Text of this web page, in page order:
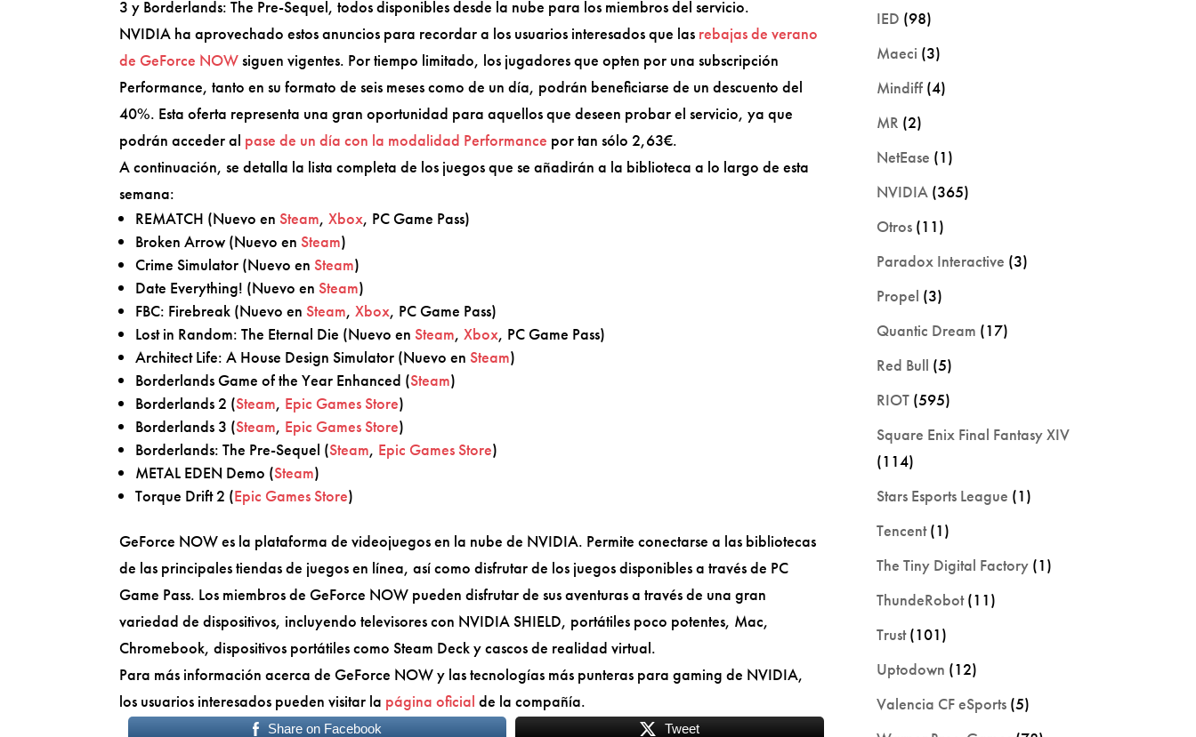
3 y Borderlands: The Pre-Sequel, todos disponibles desde la nube para los miembros del servicio.
NVIDIA ha aprovechado estos anuncios para recordar a los usuarios interesados que las rebajas de verano
de GeForce NOWsiguen vigentes. Por tiempo limitado, los jugadores que opten por una subscripción
Performance, tanto en su formato de seis meses como de un día, podrán beneficiarse de un descuento del
40%. Esta oferta representa una gran oportunidad para aquellos que deseen probar el servicio, ya que
podrán acceder al pase de un día con la modalidad Performance por tan sólo 2,63€.
A continuación, se detalla la lista completa de los juegos que se añadirán a la biblioteca a lo largo de esta
semana:
REMATCH (Nuevo enSteam,Xbox, PC Game Pass)
Broken Arrow (Nuevo enSteam)
Crime Simulator (Nuevo enSteam)
Date Everything! (Nuevo enSteam)
FBC: Firebreak (Nuevo enSteam,Xbox, PC Game Pass)
Lost in Random: The Eternal Die (Nuevo enSteam,Xbox, PC Game Pass)
Architect Life: A House Design Simulator (Nuevo enSteam)
Borderlands Game of the Year Enhanced (Steam)
Borderlands 2 (Steam, Epic Games Store)
Borderlands 3 (Steam, Epic Games Store)
Borderlands: The Pre-Sequel (Steam, Epic Games Store)
METAL EDEN Demo (Steam)
Torque Drift 2 (Epic Games Store)
GeForce NOW es la plataforma de videojuegos en la nube de NVIDIA. Permite conectarse a las bibliotecas
de las principales tiendas de juegos en línea, así como disfrutar de los juegos disponibles a través de PC
Game Pass. Los miembros de GeForce NOW pueden disfrutar de sus aventuras a través de una gran
variedad de dispositivos, incluyendo televisores con NVIDIA SHIELD, portátiles poco potentes, Mac,
Chromebook, dispositivos portátiles como Steam Deck y cascos de realidad virtual.
Para más información acerca de GeForce NOW y las tecnologías más punteras para gaming de NVIDIA,
los usuarios interesados pueden visitar la página oficial de la compañía.
Share on Facebook Tweet
IED (98)
Maeci (3)
Mindiff (4)
MR (2)
NetEase (1)
NVIDIA (365)
Otros (11)
Paradox Interactive (3)
Propel (3)
Quantic Dream (17)
Red Bull (5)
RIOT (595)
Square Enix Final Fantasy XIV
(114)
Stars Esports League (1)
Tencent(1)
The Tiny Digital Factory (1)
ThundeRobot(11)
Trust(101)
Uptodown (12)
Valencia CF eSports (5)